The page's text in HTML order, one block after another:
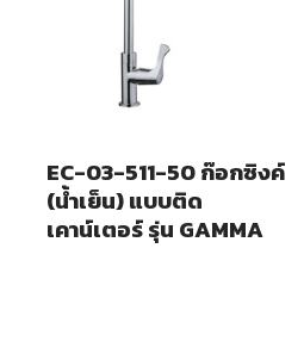
EC-03-511-50 ก๊อกซิงค์
(น้ำเย็น) แบบติด
เคาน์เตอร์ รุ่น GAMMA